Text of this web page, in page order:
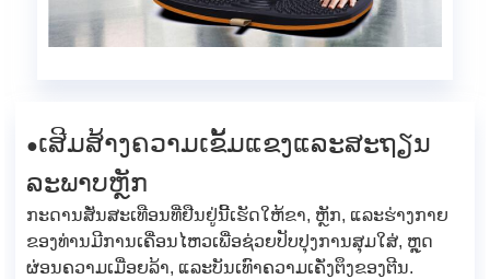
●ເສີມສ້າງຄວາມເຂັ້ມແຂງແລະສະຖຽນ
ລະພາບຫຼັກ
ກະດານສັ່ນສະເທືອນທີ່ຢືນຢູ່ນີ້ເຮັດໃຫ້ຂາ, ຫຼັກ, ແລະຮ່າງກາຍ
ຂອງທ່ານມີການເຄື່ອນໄຫວເພື່ອຊ່ວຍປັບປຸງການສຸມໃສ່, ຫຼຸດ
ຜ່ອນຄວາມເມື່ອຍລ້າ, ແລະບັນເທົາຄວາມເຄັ່ງຕຶງຂອງຕີນ.